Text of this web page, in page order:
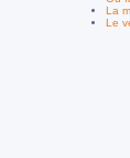
La
Le